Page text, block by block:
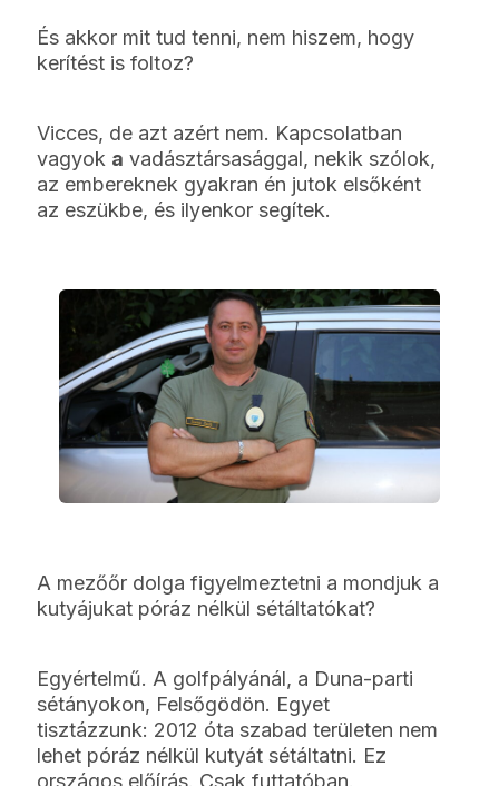
És akkor mit tud tenni, nem hiszem, hogy
kerítést is foltoz?
Vicces, de azt azért nem. Kapcsolatban
vagyok a vadásztársasággal, nekik szólok,
az embereknek gyakran én jutok elsőként
az eszükbe, és ilyenkor segítek.
A mezőőr dolga figyelmeztetni a mondjuk a
kutyájukat póráz nélkül sétáltatókat?
Egyértelmű. A golfpályánál, a Duna-parti
sétányokon, Felsőgödön. Egyet
tisztázzunk: 2012 óta szabad területen nem
lehet póráz nélkül kutyát sétáltatni. Ez
országos előírás. Csak futtatóban.